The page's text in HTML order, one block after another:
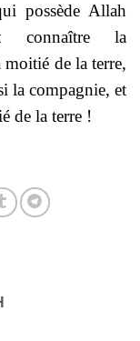
possède Allah
connaître la
moitié de la terre,
la compagnie, et
de la terre !